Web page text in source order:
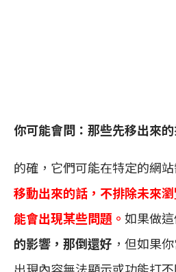
你可能會問：那些先移出來
的確，它們可能在特定的網
移動出來的話，不排除未來
能會出現某些問題。 如果做
的影響，那倒還好 ，但如果